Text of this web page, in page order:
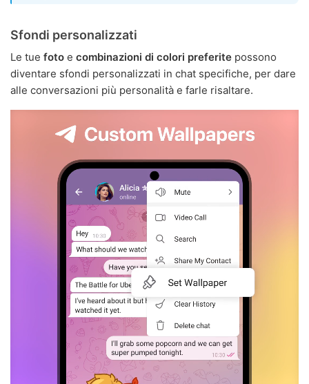
Sfondi personalizzati
Le tue foto e combinazioni di colori preferite possono
diventare sfondi personalizzati in chat specifiche, per dare
alle conversazioni più personalità e farle risaltare.